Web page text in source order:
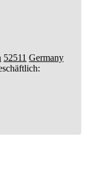
52511 Germany
: